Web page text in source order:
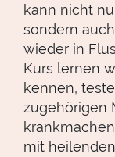
kann nicht
sondern
wieder in
Kurs lernen
kennen,
zugehörigen
mit